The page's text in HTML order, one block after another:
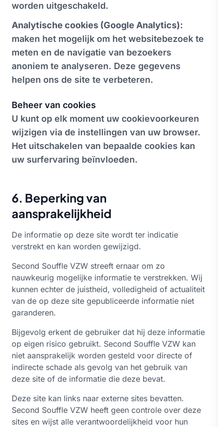
worden uitgeschakeld.
Analytische cookies (Google Analytics):
maken het mogelijk om het websitebezoek te
meten en de navigatie van bezoekers
anoniem te analyseren. Deze gegevens
helpen ons de site te verbeteren.
Beheer van cookies
U kunt op elk moment uw cookievoorkeuren
wijzigen via de instellingen van uw browser.
Het uitschakelen van bepaalde cookies kan
uw surfervaring beïnvloeden.
6. Beperking van
aansprakelijkheid
De informatie op deze site wordt ter indicatie
verstrekt en kan worden gewijzigd.
Second Souffle VZW streeft ernaar om zo
nauwkeurig mogelijke informatie te verstrekken. Wij
kunnen echter de juistheid, volledigheid of actualiteit
van de op deze site gepubliceerde informatie niet
garanderen.
Bijgevolg erkent de gebruiker dat hij deze informatie
op eigen risico gebruikt. Second Souffle VZW kan
niet aansprakelijk worden gesteld voor directe of
indirecte schade als gevolg van het gebruik van
deze site of de informatie die deze bevat.
Deze site kan links naar externe sites bevatten.
Second Souffle VZW heeft geen controle over deze
sites en wijst alle verantwoordelijkheid voor hun